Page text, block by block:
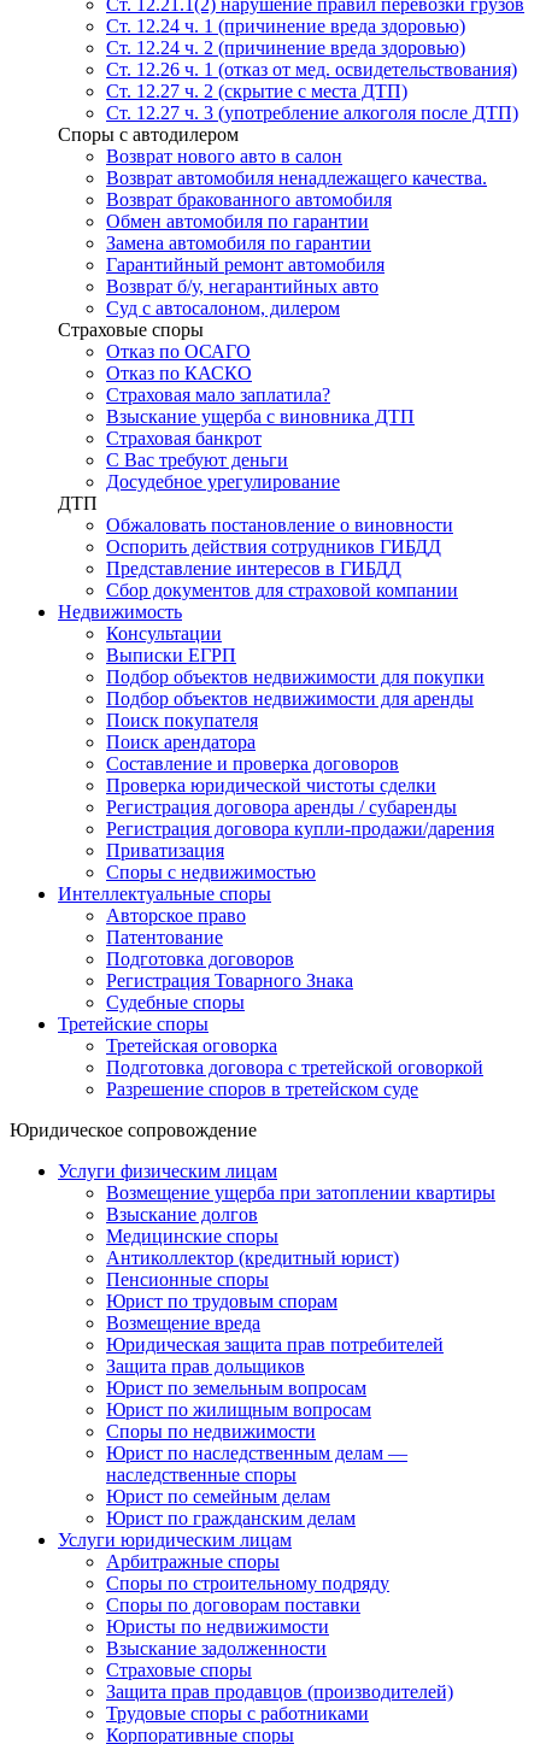
Ст. 12.21.1(2) нарушение правил перевозки грузов
Ст. 12.24 ч. 1 (причинение вреда здоровью)
Ст. 12.24 ч. 2 (причинение вреда здоровью)
Ст. 12.26 ч. 1 (отказ от мед. освидетельствования)
Ст. 12.27 ч. 2 (скрытие с места ДТП)
Ст. 12.27 ч. 3 (употребление алкоголя после ДТП)
Споры с автодилером
Возврат нового авто в салон
Возврат автомобиля ненадлежащего качества.
Возврат бракованного автомобиля
Обмен автомобиля по гарантии
Замена автомобиля по гарантии
Гарантийный ремонт автомобиля
Возврат б/у, негарантийных авто
Суд с автосалоном, дилером
Страховые споры
Отказ по ОСАГО
Отказ по КАСКО
Страховая мало заплатила?
Взыскание ущерба с виновника ДТП
Страховая банкрот
С Вас требуют деньги
Досудебное урегулирование
ДТП
Обжаловать постановление о виновности
Оспорить действия сотрудников ГИБДД
Представление интересов в ГИБДД
Сбор документов для страховой компании
Недвижимость
Консультации
Выписки ЕГРП
Подбор объектов недвижимости для покупки
Подбор объектов недвижимости для аренды
Поиск покупателя
Поиск арендатора
Составление и проверка договоров
Проверка юридической чистоты сделки
Регистрация договора аренды / субаренды
Регистрация договора купли-продажи/дарения
Приватизация
Cпоры с недвижимостью
Интеллектуальные споры
Авторское право
Патентование
Подготовка договоров
Регистрация Товарного Знака
Судебные споры
Третейские споры
Третейская оговорка
Подготовка договора с третейской оговоркой
Разрешение споров в третейском суде
Юридическое сопровождение
Услуги физическим лицам
Возмещение ущерба при затоплении квартиры
Взыскание долгов
Медицинские споры
Антиколлектор (кредитный юрист)
Пенсионные споры
Юрист по трудовым спорам
Возмещение вреда
Юридическая защита прав потребителей
Защита прав дольщиков
Юрист по земельным вопросам
Юрист по жилищным вопросам
Споры по недвижимости
Юрист по наследственным делам —
наследственные споры
Юрист по семейным делам
Юрист по гражданским делам
Услуги юридическим лицам
Арбитражные споры
Споры по строительному подряду
Споры по договорам поставки
Юристы по недвижимости
Взыскание задолженности
Страховые споры
Защита прав продавцов (производителей)
Трудовые споры с работниками
Корпоративные споры